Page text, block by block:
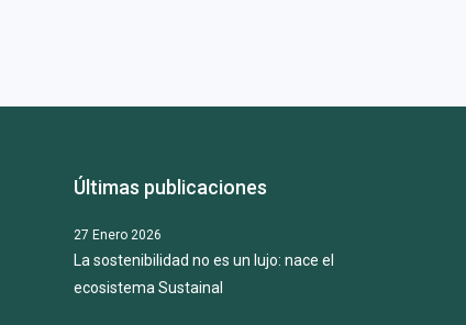
Últimas publicaciones
27 Enero 2026
La sostenibilidad no es un lujo: nace el
ecosistema Sustainal